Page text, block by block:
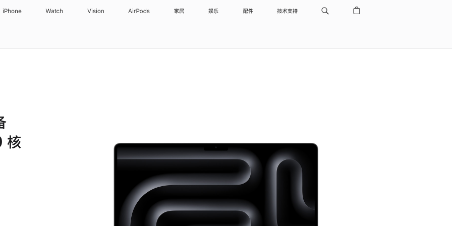
iPhone Watch Vision AirPods 家居 娱乐 配件 技术支持
核